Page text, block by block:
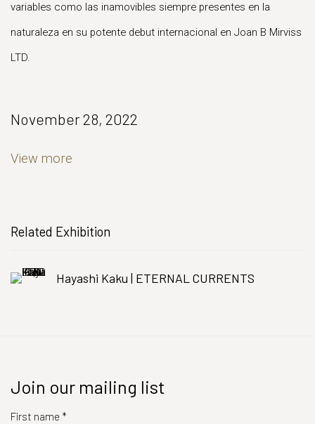
variables como las inamovibles siempre presentes en la
naturaleza en su potente debut internacional en Joan B Mirviss
LTD.
November 28, 2022
View more
Related Exhibition
Hayashi Kaku | ETERNAL CURRENTS
Join our mailing list
First name *